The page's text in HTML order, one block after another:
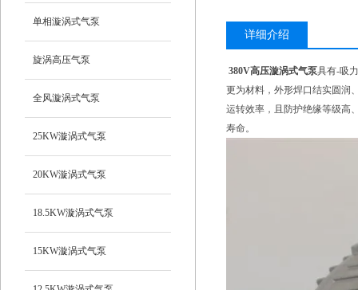
单相漩涡式气泵
旋涡高压气泵
全风漩涡式气泵
25KW漩涡式气泵
20KW漩涡式气泵
18.5KW漩涡式气泵
15KW漩涡式气泵
详细介绍
380V高压漩涡式气泵具有-吸
更为材料，外形焊口结实圆润
运转效率，且防护绝缘等级高
寿命。